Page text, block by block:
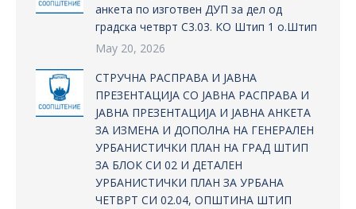
анкета по изготвен ДУП за дел од
градска четврт С3.03. КО Штип 1 о.Штип
May 20, 2026
СТРУЧНА РАСПРАВА И ЈАВНА
ПРЕЗЕНТАЦИЈА СО ЈАВНА РАСПРАВА И
ЈАВНА ПРЕЗЕНТАЦИЈА И ЈАВНА АНКЕТА
ЗА ИЗМЕНА И ДОПОЛНА НА ГЕНЕРАЛЕН
УРБАНИСТИЧКИ ПЛАН НА ГРАД ШТИП
ЗА БЛОК СИ 02 И ДЕТАЛЕН
УРБАНИСТИЧКИ ПЛАН ЗА УРБАНА
ЧЕТВРТ СИ 02.04, ОПШТИНА ШТИП